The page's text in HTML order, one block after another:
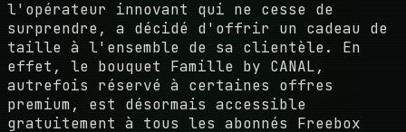
l'opérateur innovant qui ne cesse de
surprendre, a décidé d'offrir un cadeau de
taille à l'ensemble de sa clientèle. En
effet, le bouquet Famille by CANAL,
autrefois réservé à certaines offres
premium, est désormais accessible
gratuitement à tous les abonnés Freebox